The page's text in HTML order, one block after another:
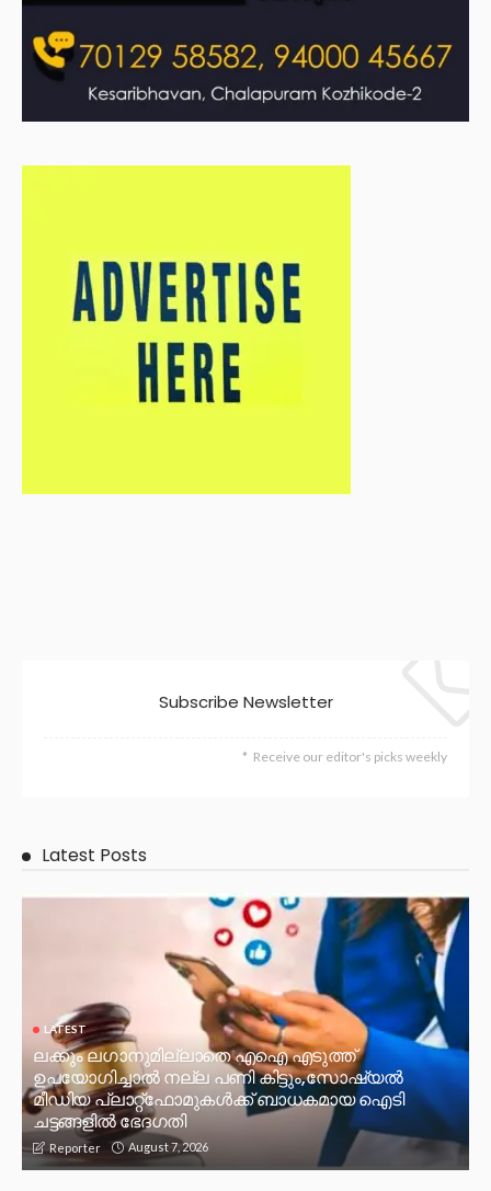
Subscribe Newsletter
Receive our editor's picks weekly
Latest Posts
LATEST
ലക്കും ലഗാനുമില്ലാതെ എഐ എടുത്ത്
ഉപയോഗിച്ചാല്‍ നല്ല പണി കിട്ടും,സോഷ്യല്‍
മീഡിയ പ്ലാറ്റ്‌ഫോമുകള്‍ക്ക് ബാധകമായ ഐടി
ചട്ടങ്ങളില്‍ ഭേദഗതി
Reporter August 7, 2026